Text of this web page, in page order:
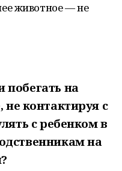
животное — не
побегать на
контактируя с
с ребенком в
на